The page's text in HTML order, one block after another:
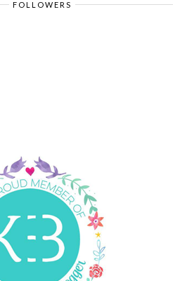
FOLLOWERS